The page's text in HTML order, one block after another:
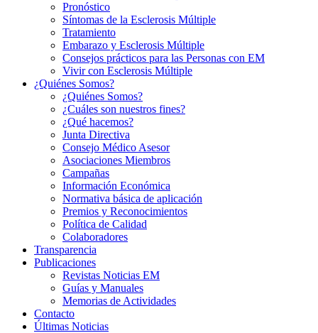
Pronóstico
Síntomas de la Esclerosis Múltiple
Tratamiento
Embarazo y Esclerosis Múltiple
Consejos prácticos para las Personas con EM
Vivir con Esclerosis Múltiple
¿Quiénes Somos?
¿Quiénes Somos?
¿Cuáles son nuestros fines?
¿Qué hacemos?
Junta Directiva
Consejo Médico Asesor
Asociaciones Miembros
Campañas
Información Económica
Normativa básica de aplicación
Premios y Reconocimientos
Política de Calidad
Colaboradores
Transparencia
Publicaciones
Revistas Noticias EM
Guías y Manuales
Memorias de Actividades
Contacto
Últimas Noticias